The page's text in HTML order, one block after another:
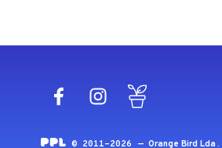
FacebookInstagram
© 2011-2026 —Orange Bird Lda .